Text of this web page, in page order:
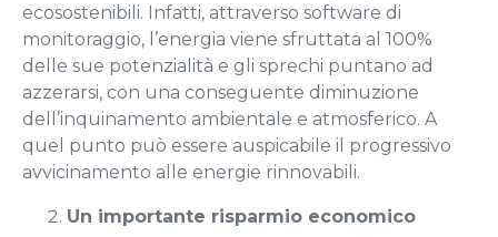
ecosostenibili. Infatti, attraverso software di
monitoraggio, l’energia viene sfruttata al 100%
delle sue potenzialità e gli sprechi puntano ad
azzerarsi, con una conseguente diminuzione
dell’inquinamento ambientale e atmosferico. A
quel punto può essere auspicabile il progressivo
avvicinamento alle energie rinnovabili.
Un importante risparmio economico